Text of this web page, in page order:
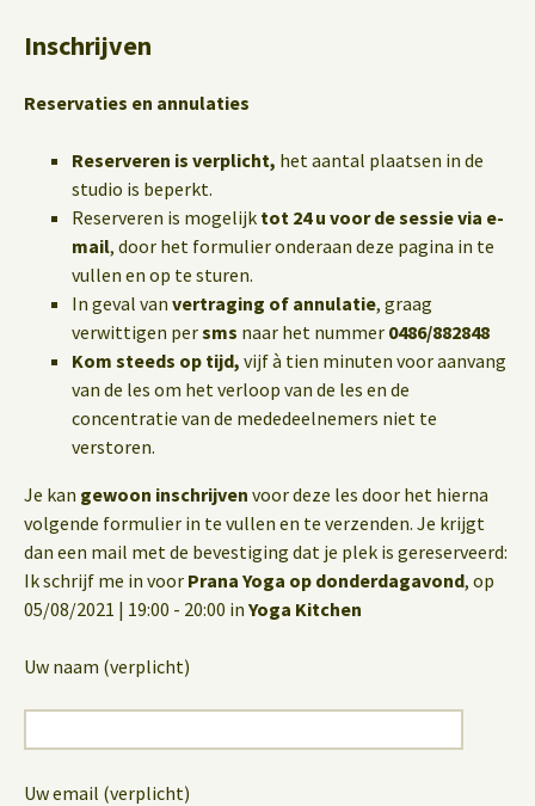
Inschrijven
Reservaties en annulaties
Reserveren is verplicht, het aantal plaatsen in de
studio is beperkt.
Reserveren is mogelijk tot 24 u voor de sessie via e-
mail, door het formulier onderaan deze pagina in te
vullen en op te sturen.
In geval van vertraging of annulatie, graag
verwittigen persms naar het nummer 0486/882848
Kom steeds op tijd, vijf à tien minuten voor aanvang
van de les om het verloop van de les en de
concentratie van de mededeelnemers niet te
verstoren.
Je kan gewoon inschrijven voor deze les door het hierna
volgende formulier in te vullen en te verzenden. Je krijgt
dan een mail met de bevestiging dat je plek is gereserveerd:
Ik schrijf me in voor Prana Yoga op donderdagavond, op
05/08/2021 | 19:00 - 20:00 in Yoga Kitchen
Uw naam (verplicht)
Uw email (verplicht)